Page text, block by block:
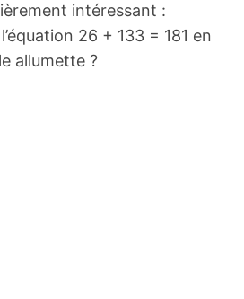
intéressant :
26 + 133 = 181 en
allumette ?